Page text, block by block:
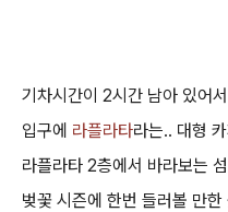
기차시간이 2시간 남아 있어
입구에 라플라타라는.. 대형
라플라타 2층에서 바라보는
벚꽃 시즌에 한번 들러볼 만한